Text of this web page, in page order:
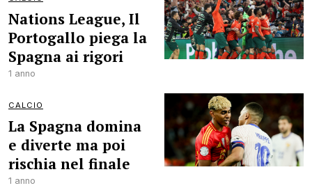
Nations League, Il
Portogallo piega la
Spagna ai rigori
1 anno
CALCIO
La Spagna domina
e diverte ma poi
rischia nel finale
1 anno